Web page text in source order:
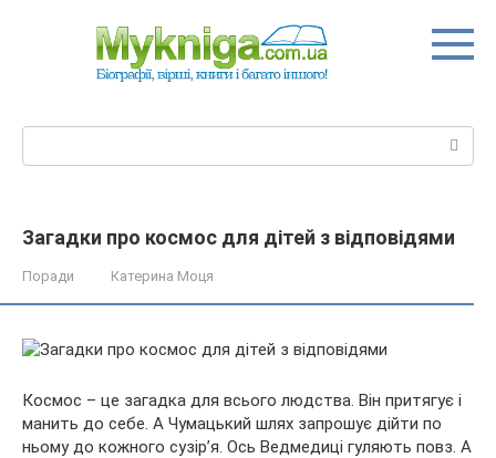
Загадки про космос для дітей з відповідями
Поради Катерина Моця
Космос – це загадка для всього людства. Він притягує і
манить до себе. А Чумацький шлях запрошує дійти по
ньому до кожного сузір’я. Ось Ведмедиці гуляють повз. А